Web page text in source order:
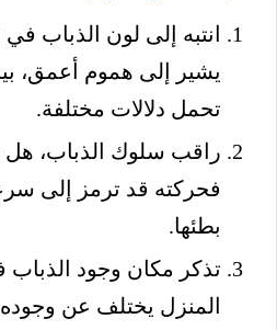
انتبه إلى لون الذباب في
يشير إلى هموم أعمق،
تحمل دلالات مختلفة.
راقب سلوك الذباب،
فحركته قد ترمز إلى
بطئها.
تذكر مكان وجود الذباب
المنزل يختلف عن